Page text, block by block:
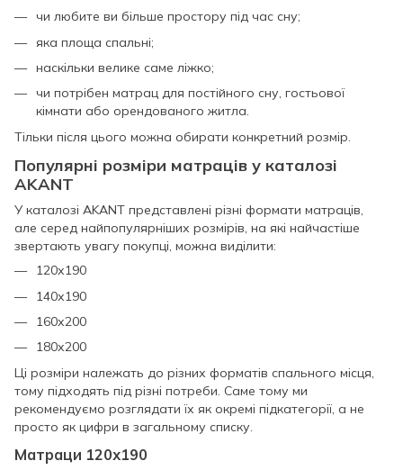
чи любите ви більше простору під час сну;
яка площа спальні;
наскільки велике саме ліжко;
чи потрібен матрац для постійного сну, гостьової
кімнати або орендованого житла.
Тільки після цього можна обирати конкретний розмір.
Популярні розміри матраців у каталозі
AKANT
У каталозі AKANT представлені різні формати матраців,
але серед найпопулярніших розмірів, на які найчастіше
звертають увагу покупці, можна виділити:
120х190
140х190
160х200
180х200
Ці розміри належать до різних форматів спального місця,
тому підходять під різні потреби. Саме тому ми
рекомендуємо розглядати їх як окремі підкатегорії, а не
просто як цифри в загальному списку.
Матраци 120х190